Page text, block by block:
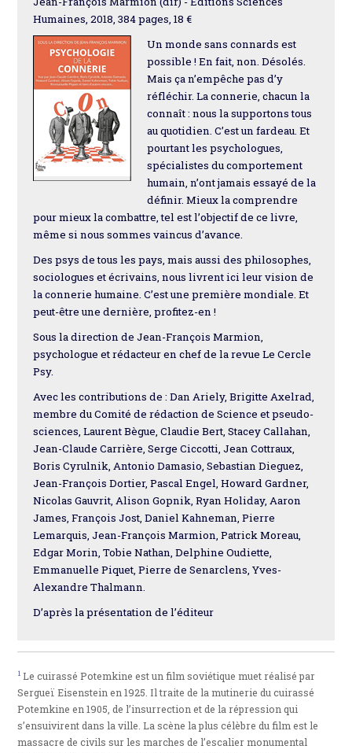
Humaines, 2018, 384 pages, 18 €
Un monde sans connards est
possible ! En fait, non. Désolés.
Mais ça n’empêche pas d’y
réfléchir. La connerie, chacun la
connaît : nous la supportons tous
au quotidien. C’est un fardeau. Et
pourtant les psychologues,
spécialistes du comportement
humain, n’ont jamais essayé de la
définir. Mieux la comprendre
pour mieux la combattre, tel est l’objectif de ce livre,
même si nous sommes vaincus d’avance.
Des psys de tous les pays, mais aussi des philosophes,
sociologues et écrivains, nous livrent ici leur vision de
la connerie humaine. C’est une première mondiale. Et
peut-être une dernière, profitez-en !
Sous la direction de Jean-François Marmion,
psychologue et rédacteur en chef de la revue Le Cercle
Psy.
Avec les contributions de : Dan Ariely, Brigitte Axelrad,
membre du Comité de rédaction de Science et pseudo-
sciences, Laurent Bègue, Claudie Bert, Stacey Callahan,
Jean-Claude Carrière, Serge Ciccotti, Jean Cottraux,
Boris Cyrulnik, Antonio Damasio, Sebastian Dieguez,
Jean-François Dortier, Pascal Engel, Howard Gardner,
Nicolas Gauvrit, Alison Gopnik, Ryan Holiday, Aaron
James, François Jost, Daniel Kahneman, Pierre
Lemarquis, Jean-François Marmion, Patrick Moreau,
Edgar Morin, Tobie Nathan, Delphine Oudiette,
Emmanuelle Piquet, Pierre de Senarclens, Yves-
Alexandre Thalmann.
D’après la présentation de l’éditeur
1 Le cuirassé Potemkine est un film soviétique muet réalisé par
Sergueï Eisenstein en 1925. Il traite de la mutinerie du cuirassé
Potemkine en 1905, de l’insurrection et de la répression qui
s’ensuivirent dans la ville. La scène la plus célèbre du film est le
massacre de civils sur les marches de l’escalier monumental